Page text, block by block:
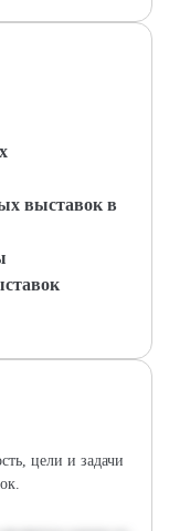
выставок в
цели и задачи